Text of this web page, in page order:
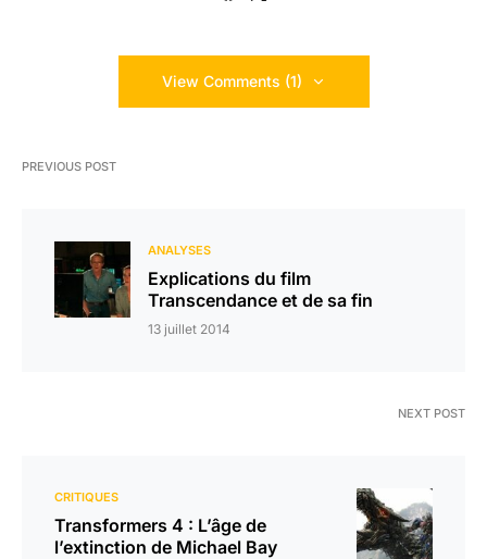
View Comments (1)
PREVIOUS POST
ANALYSES
Explications du film
Transcendance et de sa fin
13 juillet 2014
NEXT POST
CRITIQUES
Transformers 4 : L’âge de
l’extinction de Michael Bay